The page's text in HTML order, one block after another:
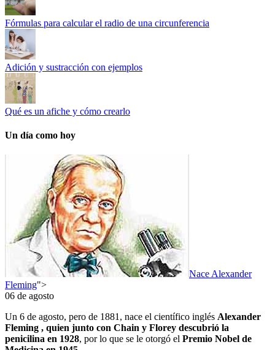
Fórmulas para calcular el radio de una circunferencia
Adición y sustracción con ejemplos
Qué es un afiche y cómo crearlo
Un día como hoy
Nace Alexander
Fleming">
06 de agosto
Un 6 de agosto, pero de 1881, nace el científico inglés Alexander
Fleming , quien junto con Chain y Florey descubrió la
penicilina en 1928, por lo que se le otorgó el Premio Nobel de